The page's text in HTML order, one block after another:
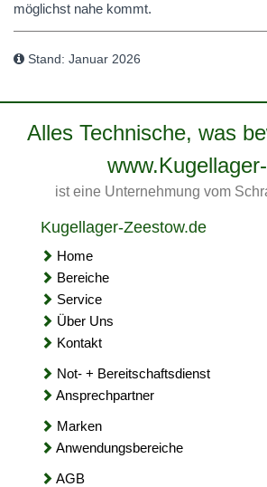
möglichst nahe kommt.
Stand: Januar 2026
Alles Technische, was
ist eine Unternehmung vom
Kugellager-Zeestow.de
Home
Bereiche
Service
Über Uns
Kontakt
Not- + Bereitschaftsdienst
Ansprechpartner
Marken
Anwendungsbereiche
AGB